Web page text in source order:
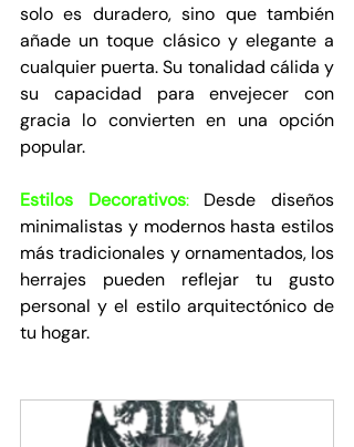
solo es duradero, sino que también
añade un toque clásico y elegante a
cualquier puerta. Su tonalidad cálida y
su capacidad para envejecer con
gracia lo convierten en una opción
popular.
Estilos Decorativos: Desde diseños
minimalistas y modernos hasta estilos
más tradicionales y ornamentados, los
herrajes pueden reflejar tu gusto
personal y el estilo arquitectónico de
tu hogar.